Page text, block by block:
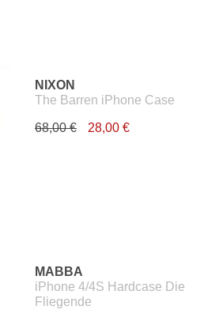
NIXON
The Barren iPhone Case
68,00 € 28,00 €
MABBA
iPhone 4/4S Hardcase Die
Fliegende